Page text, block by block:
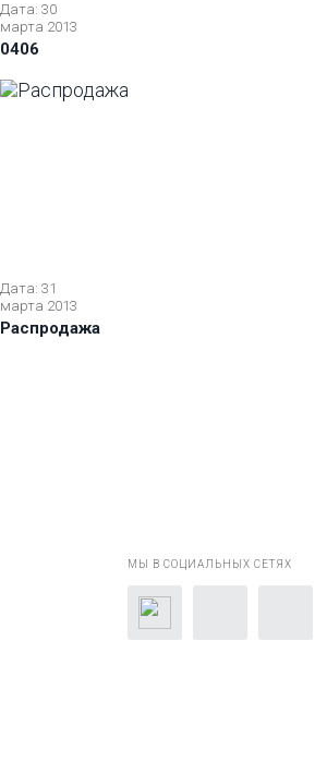
Дата: 30
марта 2013
0406
Дата: 31
марта 2013
Распродажа
МЫ В СОЦИАЛЬНЫХ СЕТЯХ